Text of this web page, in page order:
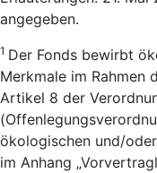
angegeben.
1 Der Fonds bewirbt
Merkmale im Rahmen
Artikel 8 der
ökologischen und/
im Anhang